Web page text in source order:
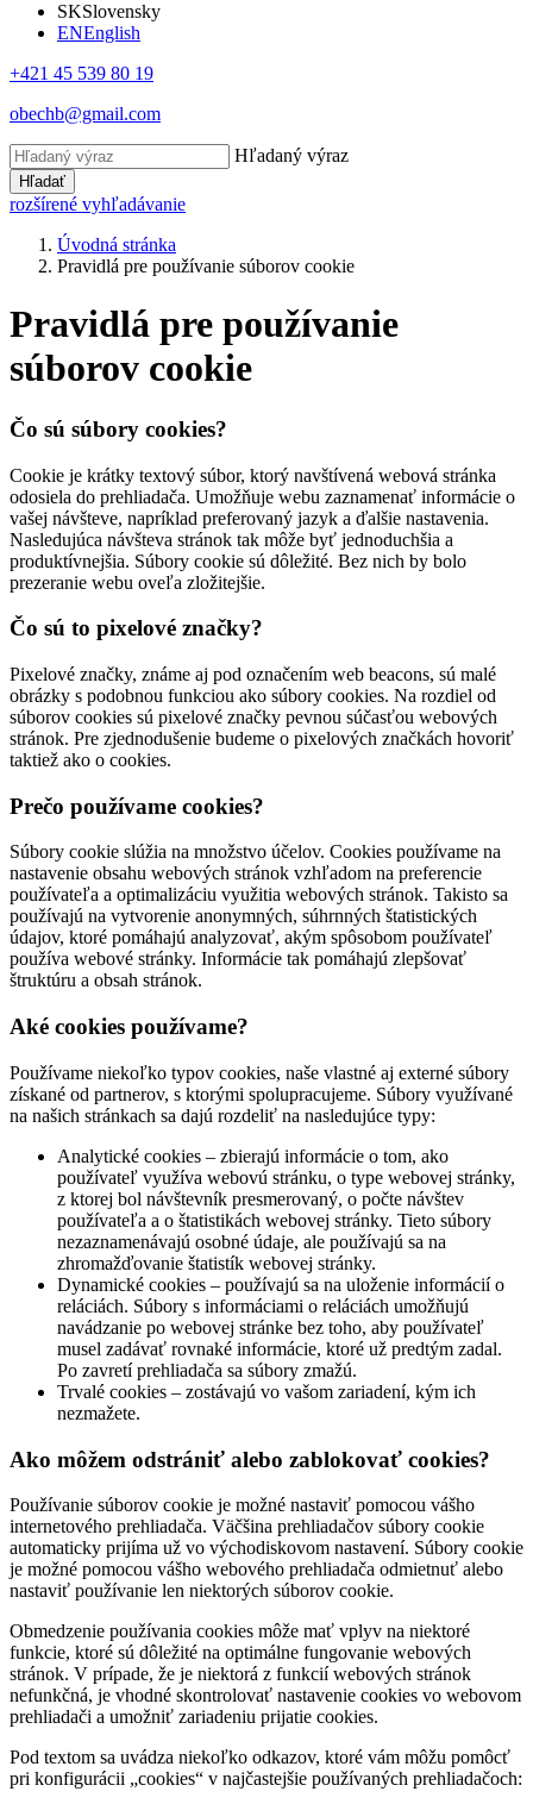
SKSlovensky
ENEnglish
+421 45 539 80 19
obechb@gmail.com
Hľadaný výraz
Hľadať
rozšírené vyhľadávanie
Úvodná stránka
Pravidlá pre používanie súborov cookie
Pravidlá pre používanie
súborov cookie
Čo sú súbory cookies?
Cookie je krátky textový súbor, ktorý navštívená webová stránka
odosiela do prehliadača. Umožňuje webu zaznamenať informácie o
vašej návšteve, napríklad preferovaný jazyk a ďalšie nastavenia.
Nasledujúca návšteva stránok tak môže byť jednoduchšia a
produktívnejšia. Súbory cookie sú dôležité. Bez nich by bolo
prezeranie webu oveľa zložitejšie.
Čo sú to pixelové značky?
Pixelové značky, známe aj pod označením web beacons, sú malé
obrázky s podobnou funkciou ako súbory cookies. Na rozdiel od
súborov cookies sú pixelové značky pevnou súčasťou webových
stránok. Pre zjednodušenie budeme o pixelových značkách hovoriť
taktiež ako o cookies.
Prečo používame cookies?
Súbory cookie slúžia na množstvo účelov. Cookies používame na
nastavenie obsahu webových stránok vzhľadom na preferencie
používateľa a optimalizáciu využitia webových stránok. Takisto sa
používajú na vytvorenie anonymných, súhrnných štatistických
údajov, ktoré pomáhajú analyzovať, akým spôsobom používateľ
používa webové stránky. Informácie tak pomáhajú zlepšovať
štruktúru a obsah stránok.
Aké cookies používame?
Používame niekoľko typov cookies, naše vlastné aj externé súbory
získané od partnerov, s ktorými spolupracujeme. Súbory využívané
na našich stránkach sa dajú rozdeliť na nasledujúce typy:
Analytické cookies – zbierajú informácie o tom, ako
používateľ využíva webovú stránku, o type webovej stránky,
z ktorej bol návštevník presmerovaný, o počte návštev
používateľa a o štatistikách webovej stránky. Tieto súbory
nezaznamenávajú osobné údaje, ale používajú sa na
zhromažďovanie štatistík webovej stránky.
Dynamické cookies – používajú sa na uloženie informácií o
reláciách. Súbory s informáciami o reláciách umožňujú
navádzanie po webovej stránke bez toho, aby používateľ
musel zadávať rovnaké informácie, ktoré už predtým zadal.
Po zavretí prehliadača sa súbory zmažú.
Trvalé cookies – zostávajú vo vašom zariadení, kým ich
nezmažete.
Ako môžem odstrániť alebo zablokovať cookies?
Používanie súborov cookie je možné nastaviť pomocou vášho
internetového prehliadača. Väčšina prehliadačov súbory cookie
automaticky prijíma už vo východiskovom nastavení. Súbory cookie
je možné pomocou vášho webového prehliadača odmietnuť alebo
nastaviť používanie len niektorých súborov cookie.
Obmedzenie používania cookies môže mať vplyv na niektoré
funkcie, ktoré sú dôležité na optimálne fungovanie webových
stránok. V prípade, že je niektorá z funkcií webových stránok
nefunkčná, je vhodné skontrolovať nastavenie cookies vo webovom
prehliadači a umožniť zariadeniu prijatie cookies.
Pod textom sa uvádza niekoľko odkazov, ktoré vám môžu pomôcť
pri konfigurácii „cookies“ v najčastejšie používaných prehliadačoch: